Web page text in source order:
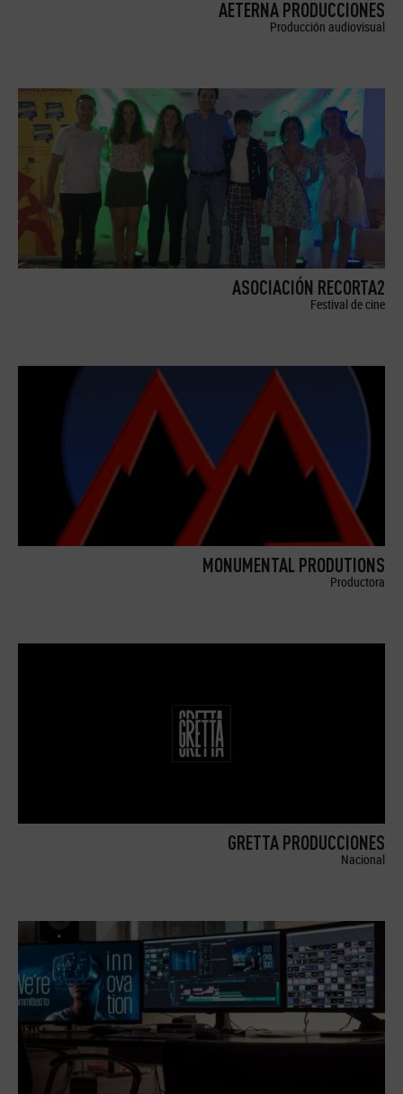
AETERNA PRODUCCIONES
Producción audiovisual
ASOCIACIÓN RECORTA2
Festival de cine
MONUMENTAL PRODUTIONS
Productora
GRETTA PRODUCCIONES
Nacional